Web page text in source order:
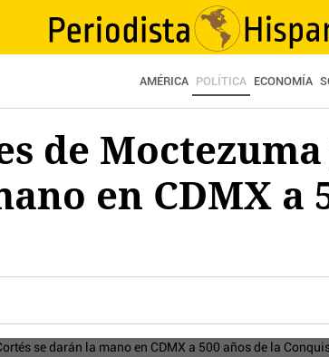
AMÉRICA POLÍTICA ECONOMÍA
de
en CDMX a